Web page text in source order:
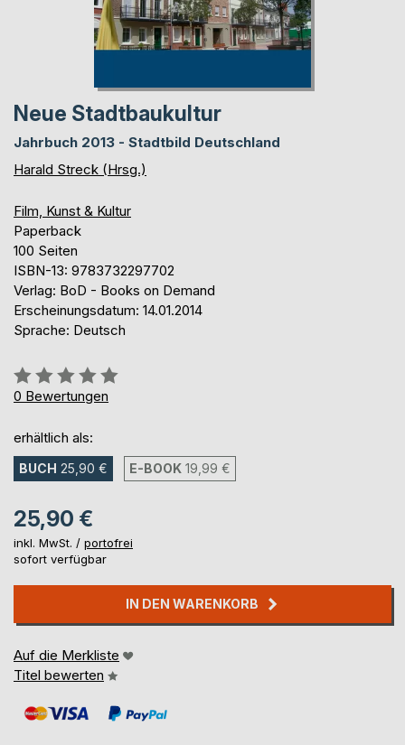
Neue Stadtbaukultur
Jahrbuch 2013 - Stadtbild Deutschland
Harald Streck (Hrsg.)
Film, Kunst & Kultur
Paperback
100 Seiten
ISBN-13: 9783732297702
Verlag: BoD - Books on Demand
Erscheinungsdatum: 14.01.2014
Sprache: Deutsch
Bewertung::
0%
0 Bewertungen
erhältlich als:
BUCH 25,90 € E-BOOK 19,99 €
25,90 €
inkl. MwSt. / portofrei
sofort verfügbar
IN DEN WARENKORB
Auf die Merkliste
Titel bewerten